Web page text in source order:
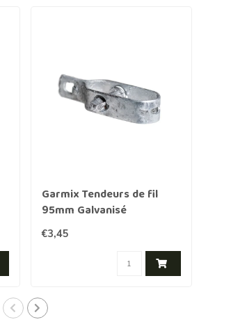
Garmix Tendeurs de fil
95mm Galvanisé
€3,45